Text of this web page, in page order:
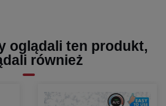
oglądali ten produkt,
również